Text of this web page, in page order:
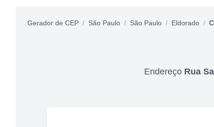
Gerador de CEP / São Paulo / São Paulo / Eldorado /
Endereço Rua